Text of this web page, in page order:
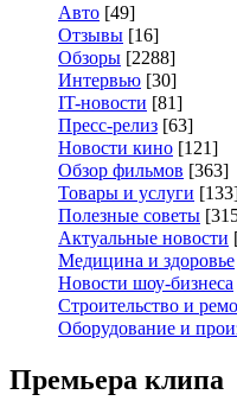
Авто [49]
Отзывы [16]
Обзоры [2288]
Интервью [30]
IT-новости [81]
Пресс-релиз [63]
Новости кино [121]
Обзор фильмов [363]
Товары и услуги
Полезные советы
Актуальные новости
Медицина и здоровье
Новости шоу-бизнеса
Строительство и
Оборудование и
Премьера клипа